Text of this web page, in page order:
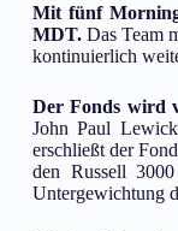
Mit fünf
MDT. Das Team
kontinuierlich
Der Fonds wird
John Paul
erschließt der
den Russell
Untergewichtung